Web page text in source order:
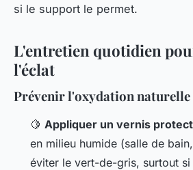
si le support le permet.
L'entretien quotidien
l'éclat
Prévenir l'oxydation naturelle
🍋 Appliquer un vernis
en milieu humide (salle de
éviter le vert-de-gris, surtout